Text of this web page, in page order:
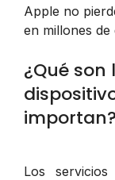
Apple no
en millones de
¿Qué
importan?
Los servicios